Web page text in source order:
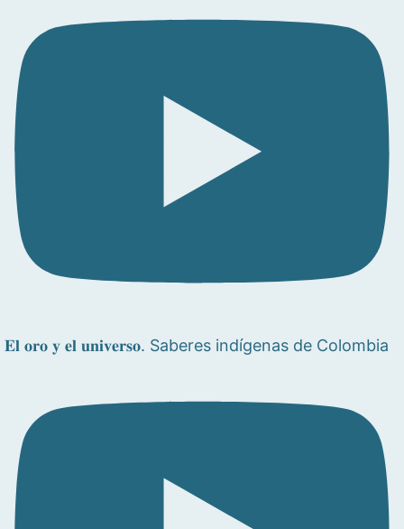
𝐄𝐥 𝐨𝐫𝐨 𝐲 𝐞𝐥 𝐮𝐧𝐢𝐯𝐞𝐫𝐬𝐨. Saberes indígenas de Colombia